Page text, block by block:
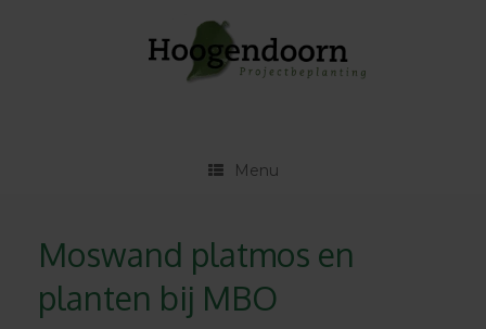
Menu
Moswand platmos en
planten bij MBO